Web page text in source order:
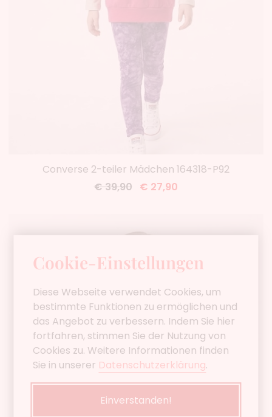
Converse 2-teiler Mädchen 164318-P92
€ 39,90
€ 27,90
Cookie-Einstellungen
Diese Webseite verwendet Cookies, um
bestimmte Funktionen zu ermöglichen und
das Angebot zu verbessern. Indem Sie hier
fortfahren, stimmen Sie der Nutzung von
Cookies zu. Weitere Informationen finden
Sie in unserer Datenschutzerklärung.
Einverstanden!